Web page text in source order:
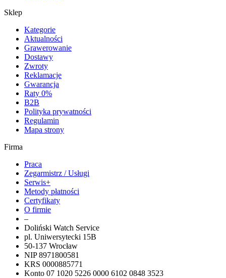
Sklep
Kategorie
Aktualności
Grawerowanie
Dostawy
Zwroty
Reklamacje
Gwarancja
Raty 0%
B2B
Polityka prywatności
Regulamin
Mapa strony
Firma
Praca
Zegarmistrz / Usługi
Serwis+
Metody płatności
Certyfikaty
O firmie
–
Doliński Watch Service
pl. Uniwersytecki 15B
50-137 Wrocław
NIP 8971800581
KRS 0000885771
Konto 07 1020 5226 0000 6102 0848 3523